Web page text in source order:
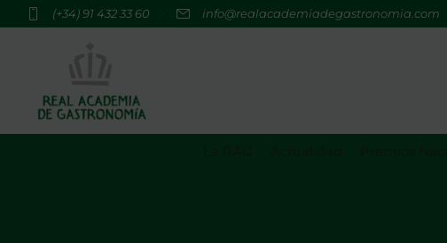
(+34) 91 432 33 60 info@realacademiadegastronomia.com